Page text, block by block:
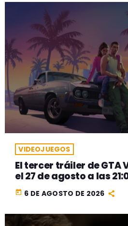
VIDEOJUEGOS
El tercer tráiler de GTA
el 27 de agosto a las
today 6 DE AGOSTO DE 2026